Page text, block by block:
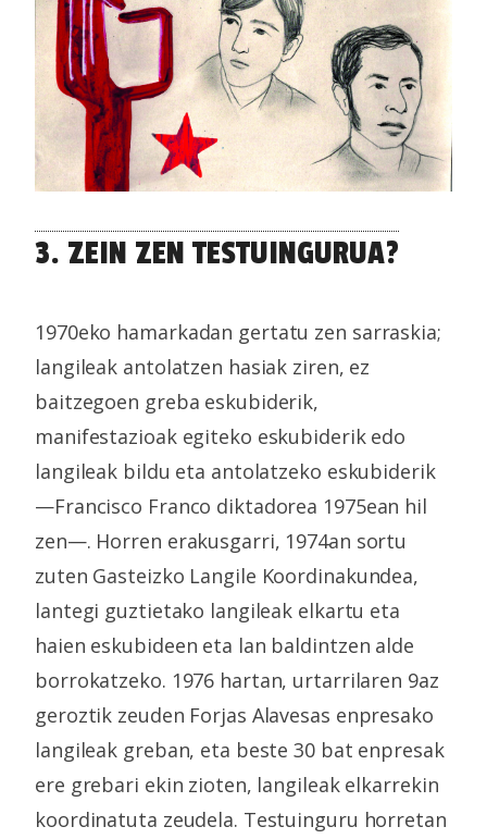
3. ZEIN ZEN TESTUINGURUA?
1970eko hamarkadan gertatu zen sarraskia;
langileak antolatzen hasiak ziren, ez
baitzegoen greba eskubiderik,
manifestazioak egiteko eskubiderik edo
langileak bildu eta antolatzeko eskubiderik
—Francisco Franco diktadorea 1975ean hil
zen—. Horren erakusgarri, 1974an sortu
zuten Gasteizko Langile Koordinakundea,
lantegi guztietako langileak elkartu eta
haien eskubideen eta lan baldintzen alde
borrokatzeko. 1976 hartan, urtarrilaren 9az
geroztik zeuden Forjas Alavesas enpresako
langileak greban, eta beste 30 bat enpresak
ere grebari ekin zioten, langileak elkarrekin
koordinatuta zeudela. Testuinguru horretan